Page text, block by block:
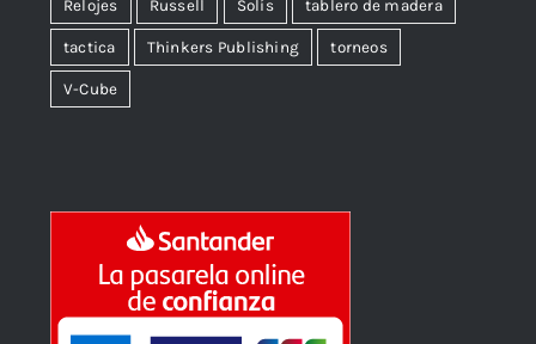
Relojes Russell Solís tablero de madera
tactica Thinkers Publishing torneos
V-Cube